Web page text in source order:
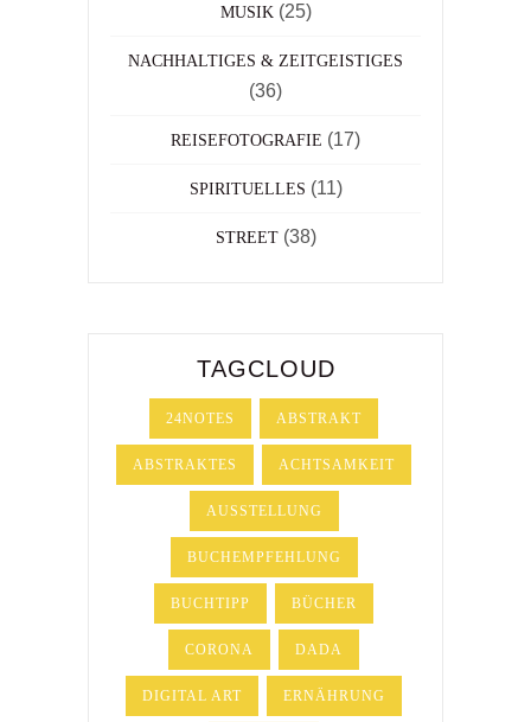
MUSIK (25)
NACHHALTIGES & ZEITGEISTIGES
(36)
REISEFOTOGRAFIE (17)
SPIRITUELLES (11)
STREET(38)
TAGCLOUD
24NOTES ABSTRAKT
ABSTRAKTES ACHTSAMKEIT
AUSSTELLUNG
BUCHEMPFEHLUNG
BUCHTIPP BÜCHER
CORONA DADA
DIGITAL ART ERNÄHRUNG